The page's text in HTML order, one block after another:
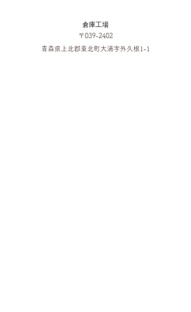
​倉庫工場
〒039-2402
青森県上北郡東北町大浦字外久根1-1